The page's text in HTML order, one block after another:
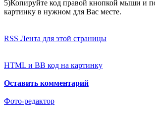
5)Копируйте код правой кнопкой мыши и
картинку в нужном для Вас месте.
RSS Лента для этой страницы
HTML и BB код на картинку
Оставить комментарий
Фото-редактор